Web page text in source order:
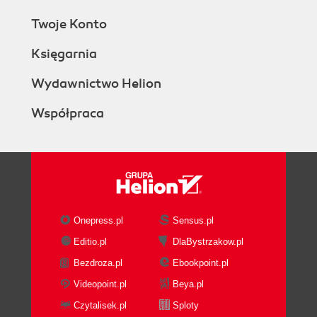
Twoje Konto
Księgarnia
Wydawnictwo Helion
Współpraca
Onepress.pl
Sensus.pl
Editio.pl
DlaBystrzakow.pl
Bezdroza.pl
Ebookpoint.pl
Videopoint.pl
Beya.pl
Czytalisek.pl
Sploty